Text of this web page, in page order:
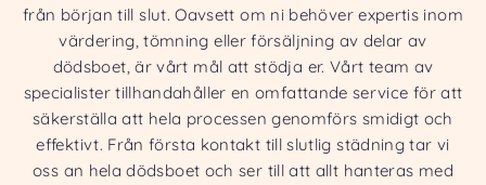
från början till slut. Oavsett om ni behöver expertis inom
värdering, tömning eller försäljning av delar av
dödsboet, är vårt mål att stödja er. Vårt team av
specialister tillhandahåller en omfattande service för att
säkerställa att hela processen genomförs smidigt och
effektivt. Från första kontakt till slutlig städning tar vi
oss an hela dödsboet och ser till att allt hanteras med